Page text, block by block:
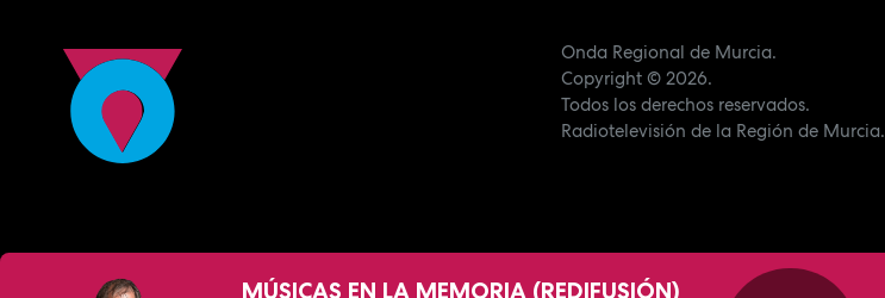
Onda Regional de Murcia.
Copyright© 2026.
Todos los derechos reservados.
Radiotelevisión de la Región de Murcia.
MÚSICAS EN LA MEMORIA (REDIFUSIÓN)